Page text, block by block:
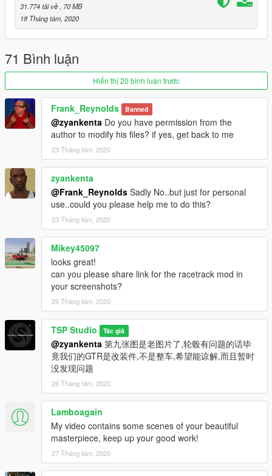
-------------------------------------------------- -----------------------------
------------------
Keep updating!
Don't forget to like and follow!
http://youtube.com/user/UCpk3S0GNl9-
_FB52UMXtWXQ
31.774 tải về
, 70 MB
18 Tháng tám, 2020
71 Bình luận
Hiển thị 20 bình luận trước
Frank_Reynolds Banned
@zyankenta Do you have permission from the
author to modify his files? if yes, get back to me
23 Tháng tám, 2020
zyankenta
@Frank_Reynolds Sadly No..but just for personal
use..could you please help me to do this?
23 Tháng tám, 2020
Mikey45097
looks great!
can you please share link for the racetrack mod in
your screenshots?
25 Tháng tám, 2020
TSP Studio Tác giả
@zyankenta 第九张图是老图片了,轮毂有问题的话毕
竟我们的GTR是改装件,不是整车,希望能谅解,而且暂时
没发现问题
26 Tháng tám, 2020
Lamboagain
My video contains some scenes of your beautiful
masterpiece, keep up your good work!
27 Tháng tám, 2020